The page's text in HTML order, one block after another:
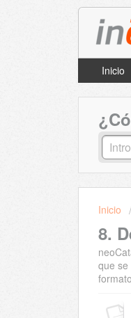
Inicio
Inicio
8.
que se